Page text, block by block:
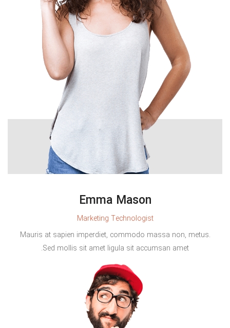
Emma Mason
Marketing Technologist
Mauris at sapien imperdiet, commodo massa non, metus.
Sed mollis sit amet ligula sit accumsan amet.